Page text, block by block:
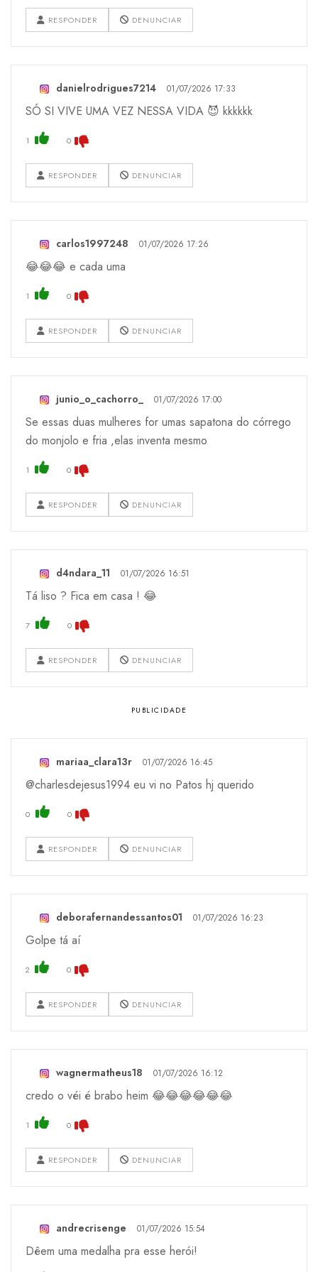
RESPONDER DENUNCIAR
danielrodrigues7214 01/07/2026 17:33
SÓ SI VIVE UMA VEZ NESSA VIDA 😈 kkkkkk
1 0
RESPONDER DENUNCIAR
carlos1997248 01/07/2026 17:26
😂😂😂 e cada uma
1 0
RESPONDER DENUNCIAR
junio_o_cachorro_ 01/07/2026 17:00
Se essas duas mulheres for umas sapatona do córrego
do monjolo e fria ,elas inventa mesmo
1 0
RESPONDER DENUNCIAR
d4ndara_11 01/07/2026 16:51
Tá liso ? Fica em casa ! 😂
7 0
RESPONDER DENUNCIAR
mariaa_clara13r 01/07/2026 16:45
@charlesdejesus1994 eu vi no Patos hj querido
0 0
RESPONDER DENUNCIAR
deborafernandessantos01 01/07/2026 16:23
Golpe tá aí
2 0
RESPONDER DENUNCIAR
wagnermatheus18 01/07/2026 16:12
credo o véi é brabo heim 😂😂😂😂😂😂
1 0
RESPONDER DENUNCIAR
andrecrisenge 01/07/2026 15:54
Dêem uma medalha pra esse herói!